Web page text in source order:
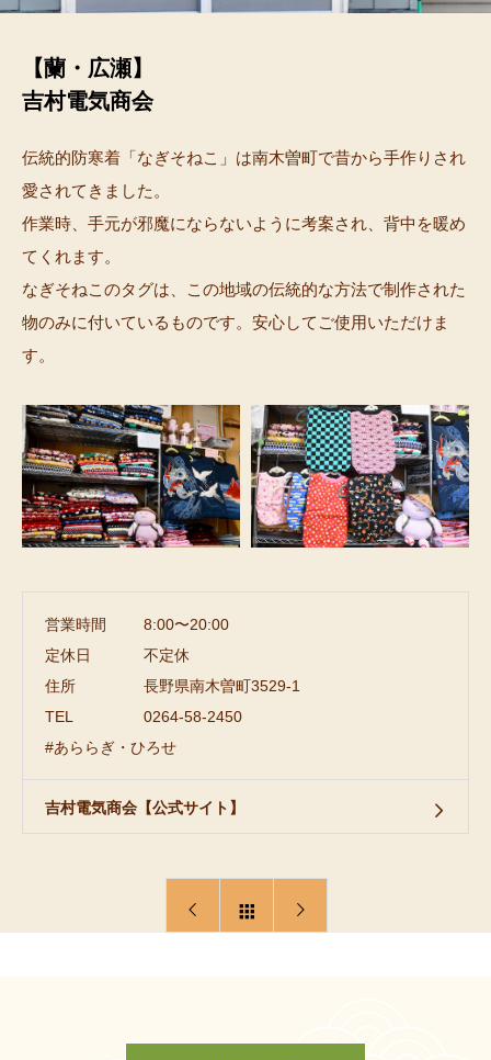
【蘭・広瀬】
吉村電気商会
伝統的防寒着「なぎそねこ」は南木曽町で昔から手作りされ
愛されてきました。
作業時、手元が邪魔にならないように考案され、背中を暖め
てくれます。
なぎそねこのタグは、この地域の伝統的な方法で制作された
物のみに付いているものです。安心してご使用いただけま
す。
営業時間
8:00〜20:00
定休日
不定休
住所
長野県南木曽町3529-1
TEL
0264-58-2450
#あららぎ・ひろせ
吉村電気商会【公式サイト】